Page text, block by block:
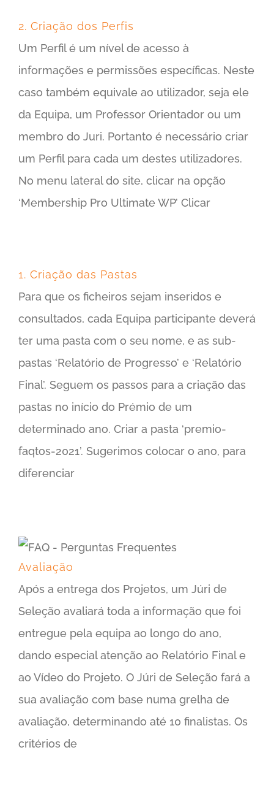
2. Criação dos Perfis
Um Perfil é um nível de acesso à
informações e permissões específicas. Neste
caso também equivale ao utilizador, seja ele
da Equipa, um Professor Orientador ou um
membro do Juri. Portanto é necessário criar
um Perfil para cada um destes utilizadores.
No menu lateral do site, clicar na opção
‘Membership Pro Ultimate WP’ Clicar
1. Criação das Pastas
Para que os ficheiros sejam inseridos e
consultados, cada Equipa participante deverá
ter uma pasta com o seu nome, e as sub-
pastas ‘Relatório de Progresso’ e ‘Relatório
Final’. Seguem os passos para a criação das
pastas no início do Prémio de um
determinado ano. Criar a pasta ‘premio-
faqtos-2021’. Sugerimos colocar o ano, para
diferenciar
Avaliação
Após a entrega dos Projetos, um Júri de
Seleção avaliará toda a informação que foi
entregue pela equipa ao longo do ano,
dando especial atenção ao Relatório Final e
ao Vídeo do Projeto. O Júri de Seleção fará a
sua avaliação com base numa grelha de
avaliação, determinando até 10 finalistas. Os
critérios de